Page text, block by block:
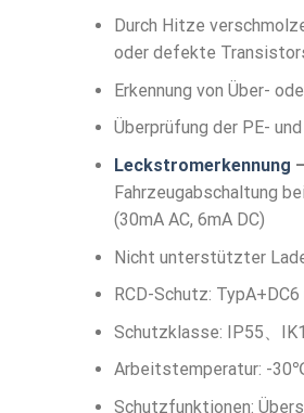
Durch Hitze
oder defekte
Erkennung von Über-
Überprüfung der PE-
Leckstromerkennung –
Fahrzeugabschaltung
(30mA AC, 6mA DC)
Nicht unterstützter
RCD-Schutz: TypA+DC6
Schutzklasse: IP55、
Arbeitstemperatur: -
Schutzfunktionen: